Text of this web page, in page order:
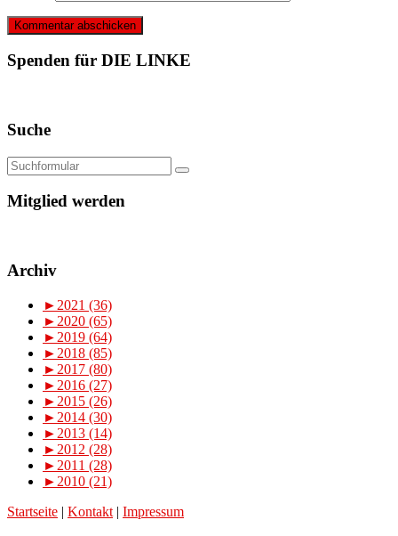
Spenden für DIE LINKE
Suche
Mitglied werden
Archiv
► 2021 (36)
► 2020 (65)
► 2019 (64)
► 2018 (85)
► 2017 (80)
► 2016 (27)
► 2015 (26)
► 2014 (30)
► 2013 (14)
► 2012 (28)
► 2011 (28)
► 2010 (21)
Startseite | Kontakt | Impressum